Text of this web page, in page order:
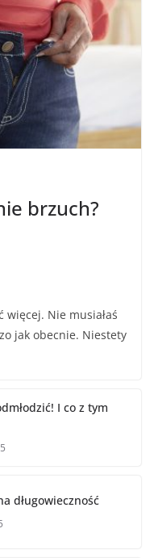
brzuch?
więcej. Nie musiałaś
jak obecnie. Niestety
I co z tym
długowieczność